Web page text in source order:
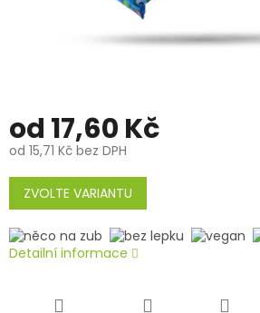
od 17,60 Kč
od 15,71 Kč bez DPH
Měrná
cena:
ZVOLTE VARIANTU
Detailní informace